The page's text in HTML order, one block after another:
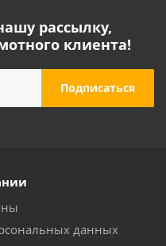
рассылку,
клиента!
данных